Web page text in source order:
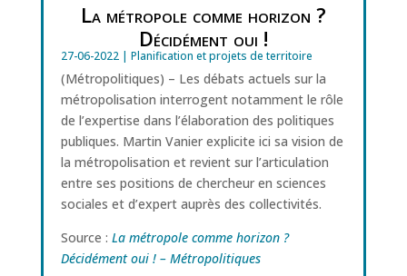
La métropole comme horizon ?
Décidément oui !
27-06-2022| Planification et projets de territoire
(Métropolitiques) – Les débats actuels sur la
métropolisation interrogent notamment le rôle
de l’expertise dans l’élaboration des politiques
publiques. Martin Vanier explicite ici sa vision de
la métropolisation et revient sur l’articulation
entre ses positions de chercheur en sciences
sociales et d’expert auprès des collectivités.
Source : La métropole comme horizon ?
Décidément oui ! – Métropolitiques